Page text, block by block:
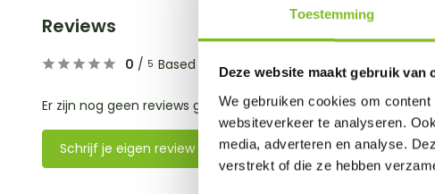
Toestemming
Deze website maakt gebruik van
We gebruiken cookies om
websiteverkeer te analyseren.
media, adverteren en analyse.
verstrekt of die ze hebben
Reviews
0 / 5 Based on 0 reviews
Er zijn nog geen reviews geschreven over dit product..
Schrijf je eigen review